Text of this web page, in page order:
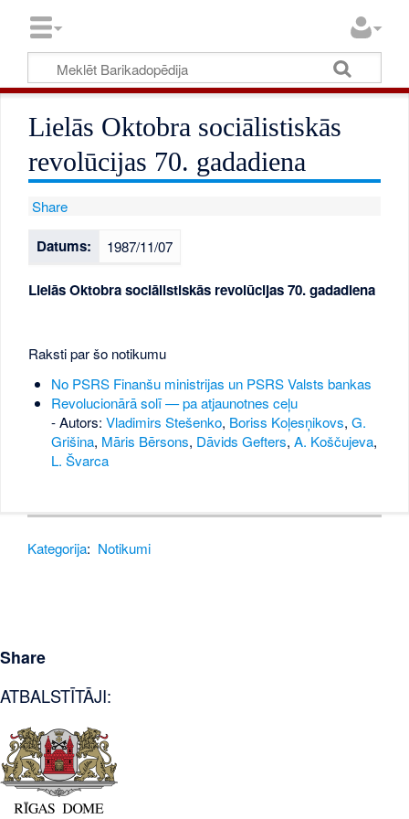
Lielās Oktobra sociālistiskās
revolūcijas 70. gadadiena
Share
Datums: 1987/11/07
Lielās Oktobra sociālistiskās revolūcijas 70. gadadiena
Raksti par šo notikumu
No PSRS Finanšu ministrijas un PSRS Valsts bankas
Revolucionārā solī — pa atjaunotnes ceļu
- Autors: Vladimirs Stešenko, Boriss Koļesņikovs, G.
Grišina, Māris Bērsons, Dāvids Gefters, A. Koščujeva,
L. Švarca
Kategorija: Notikumi
Share
ATBALSTĪTĀJI: